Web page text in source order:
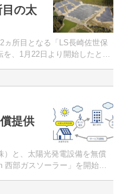
の太
ヵ所目となる「LS長崎佐世保
、1月22日より開始したと発
提供
）と、太陽光発電設備を無償
西部ガスソーラー」を開始し
を導入す...